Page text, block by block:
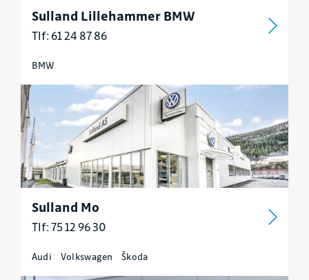
Sulland Lillehammer BMW
Tlf: 61 24 87 86
BMW
Sulland Mo
Tlf: 75 12 96 30
Audi Volkswagen Škoda